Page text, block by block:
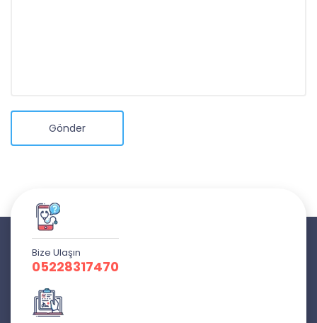
Gönder
Bize Ulaşın
05228317470